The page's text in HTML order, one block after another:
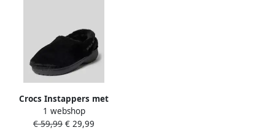
Crocs Instappers met
imitatiebont
1 webshop
€ 59,99 € 29,99